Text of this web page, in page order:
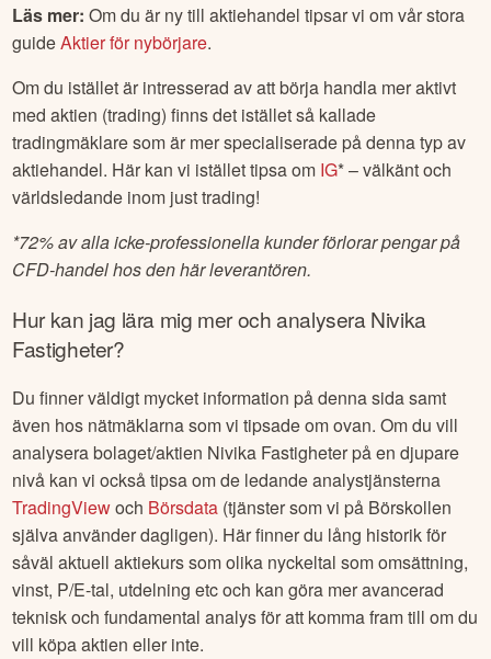
Läs mer: Om du är ny till aktiehandel tipsar vi om vår stora
guideAktier för nybörjare.
Om du istället är intresserad av att börja handla mer aktivt
med aktien (trading) finns det istället så kallade
tradingmäklare som är mer specialiserade på denna typ av
aktiehandel. Här kan vi istället tipsa om IG* – välkänt och
världsledande inom just trading!
*72% av alla icke-professionella kunder förlorar pengar på
CFD-handel hos den här leverantören.
Hur kan jag lära mig mer och analyseraNivika
Fastigheter?
Du finner väldigt mycket information på denna sida samt
även hos nätmäklarna som vi tipsade om ovan. Om du vill
analysera bolaget/aktien Nivika Fastigheter på en djupare
nivå kan vi också tipsa om de ledande analystjänsterna
TradingViewoch Börsdata (tjänster som vi på Börskollen
själva använder dagligen). Här finner du lång historik för
såväl aktuell aktiekurs som olika nyckeltal som omsättning,
vinst, P/E-tal, utdelning etc och kan göra mer avancerad
teknisk och fundamental analys för att komma fram till om du
vill köpa aktien eller inte.